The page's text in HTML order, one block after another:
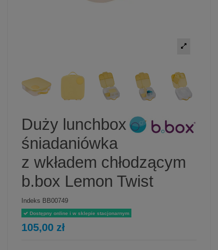
Duży lunchbox
śniadaniówka
z wkładem chłodzącym
b.box Lemon Twist
Indeks BB00749
Dostępny online i w sklepie stacjonarnym
105,00 zł